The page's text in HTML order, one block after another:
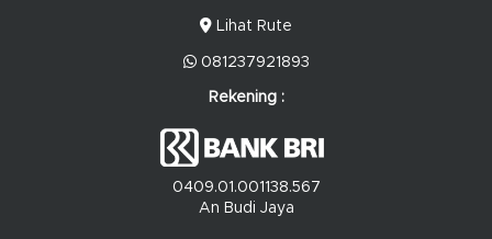
Lihat Rute
081237921893
Rekening :
0409.01.001138.567
An Budi Jaya